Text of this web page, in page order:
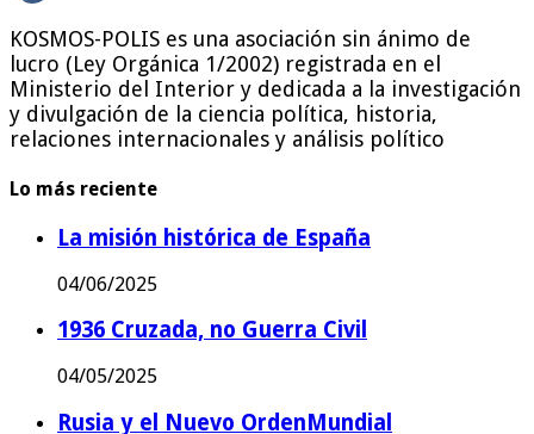
KOSMOS-POLIS es una asociación sin ánimo de
lucro (Ley Orgánica 1/2002) registrada en el
Ministerio del Interior y dedicada a la investigación
y divulgación de la ciencia política, historia,
relaciones internacionales y análisis político
Lo más reciente
La misión histórica de España
04/06/2025
1936 Cruzada, no Guerra Civil
04/05/2025
Rusia y el Nuevo OrdenMundial